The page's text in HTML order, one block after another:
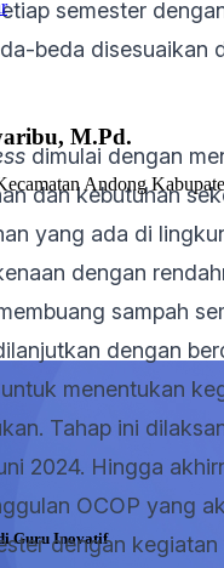
semester
beda disesuaikan
dimulai dengan
dan kebutuhan
yang ada di
dengan
sampah
dengan
menentukan
Tahap ini
2024. Hingga
OCOP yang
dengan kegiatan
M.Pd.
Andong
Guru Inovatif